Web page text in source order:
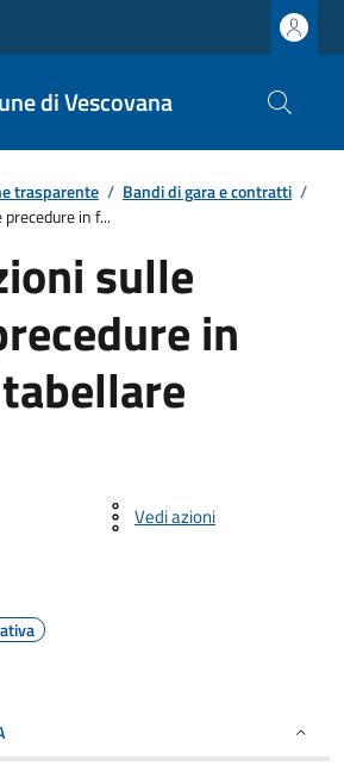
di Vescovana
trasparente / Bandi di gara e contratti /
in f...
sulle
in
Vedi azioni